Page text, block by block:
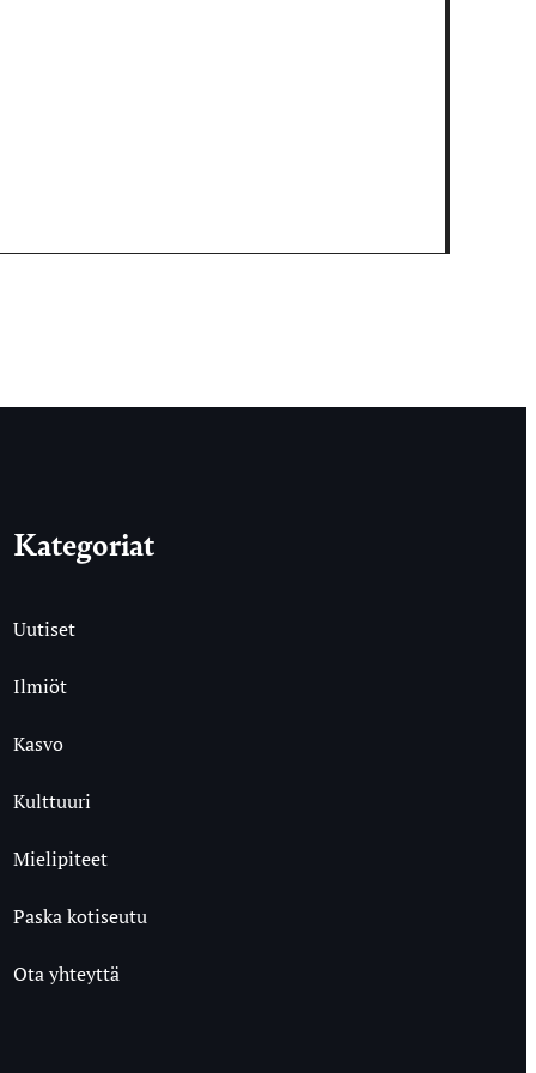
Kategoriat
Uutiset
Ilmiöt
Kasvo
Kulttuuri
Mielipiteet
Paska kotiseutu
Ota yhteyttä